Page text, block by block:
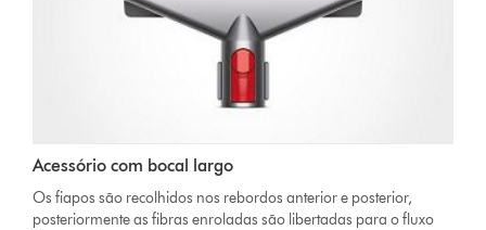
Acessório com bocal largo
Os fiapos são recolhidos nos rebordos anterior e posterior,
posteriormente as fibras enroladas são libertadas para o fluxo